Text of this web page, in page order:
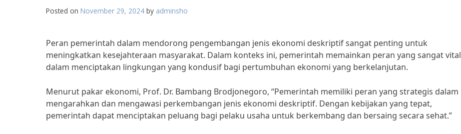
Posted on November 29, 2024 by adminsho
Peran pemerintah dalam mendorong pengembangan jenis ekonomi deskriptif sangat penting untuk
meningkatkan kesejahteraan masyarakat. Dalam konteks ini, pemerintah memainkan peran yang sangat vital
dalam menciptakan lingkungan yang kondusif bagi pertumbuhan ekonomi yang berkelanjutan.
Menurut pakar ekonomi, Prof. Dr. Bambang Brodjonegoro, “Pemerintah memiliki peran yang strategis dalam
mengarahkan dan mengawasi perkembangan jenis ekonomi deskriptif. Dengan kebijakan yang tepat,
pemerintah dapat menciptakan peluang bagi pelaku usaha untuk berkembang dan bersaing secara sehat.”